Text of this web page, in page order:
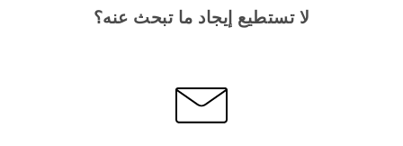
لا تستطيع إيجاد ما تبحث عنه؟